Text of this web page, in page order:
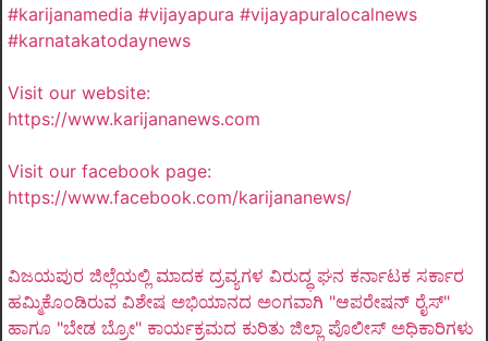
#karijanamedia #vijayapura #vijayapuralocalnews
#karnatakatodaynews
Visit our website:
https://www.karijananews.com
Visit our facebook page:
https://www.facebook.com/karijananews/
ವಿಜಯಪುರ ಜಿಲ್ಲೆಯಲ್ಲಿ ಮಾದಕ ದ್ರವ್ಯಗಳ ವಿರುದ್ಧ ಘನ ಕರ್ನಾಟಕ ಸರ್ಕಾರ
ಹಮ್ಮಿಕೊಂಡಿರುವ ವಿಶೇಷ ಅಭಿಯಾನದ ಅಂಗವಾಗಿ "ಆಪರೇಷನ್ ರೈಸ್"
ಹಾಗೂ "ಬೇಡ ಬ್ರೋ" ಕಾರ್ಯಕ್ರಮದ ಕುರಿತು ಜಿಲ್ಲಾ ಪೊಲೀಸ್ ಅಧಿಕಾರಿಗಳು